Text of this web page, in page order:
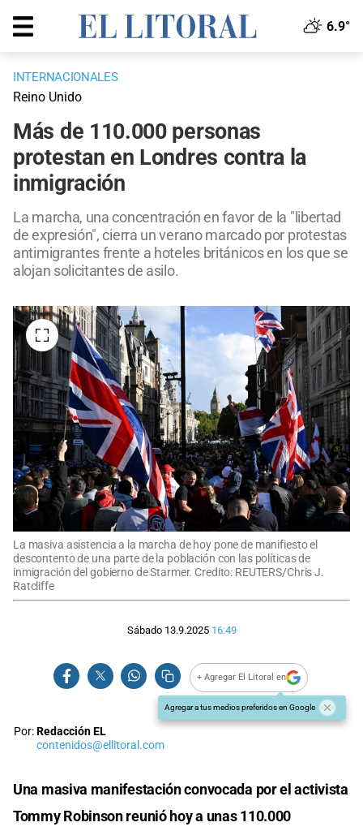
6.9°
INTERNACIONALES
Reino Unido
Más de 110.000 personas
protestan en Londres contra la
inmigración
La marcha, una concentración en favor de la "libertad
de expresión", cierra un verano marcado por protestas
antimigrantes frente a hoteles británicos en los que se
alojan solicitantes de asilo.
La masiva asistencia a la marcha de hoy pone de manifiesto el
descontento de una parte de la población con las políticas de
inmigración del gobierno de Starmer. Credito: REUTERS/Chris J.
Ratcliffe
Sábado 13.9.2025 16:49
+ Agregar El Litoral en
Agregar a tus medios preferidos en Google
Por:Redacción EL
contenidos@ellitoral.com
Una masiva manifestación convocada por el activista
Tommy Robinson reunió hoy a unas 110.000